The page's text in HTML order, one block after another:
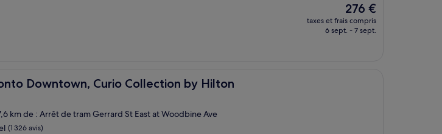
Le
nouveau
prix
276 €
taxes et frais compris
6 sept. - 7 sept.
Downtown, Curio Collection by Hilton
Curio Collection by Hilton
km de : Arrêt de tram Gerrard St East at Woodbine Ave
(1 326 avis)